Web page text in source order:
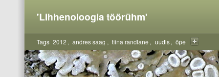
'Lihhenoloogia töörühm'
Tags 2012 andres saag tiina randlane uudis õpe